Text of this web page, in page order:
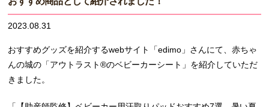
2023.08.31
おすすめグッズを紹介するwebサイト「edimo」さんにて、赤ちゃ
んの城の「アウトラスト®のベビーカーシート」を紹介していただ
きました。